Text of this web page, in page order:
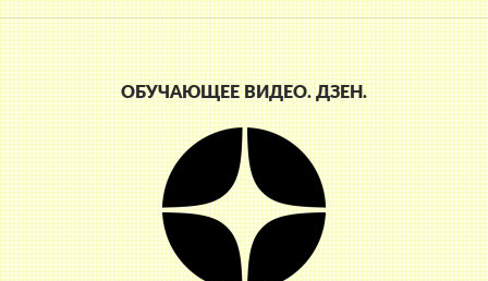
ОБУЧАЮЩЕЕ ВИДЕО. ДЗЕН.